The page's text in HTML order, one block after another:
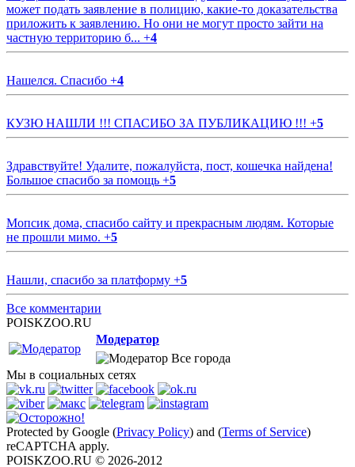
может подать заявление в полицию, какие-то доказательства
приложить к заявлению. Но они не могут просто зайти на
частную территорию б... +4
Нашелся. Спасибо +4
КУЗЮ НАШЛИ !!! СПАСИБО ЗА ПУБЛИКАЦИЮ !!! +5
Здравствуйте! Удалите, пожалуйста, пост, кошечка найдена!
Большое спасибо за помощь +5
Мопсик дома, спасибо сайту и прекрасным людям. Которые
не прошли мимо. +5
Нашли, спасибо за платформу +5
Все комментарии
POISKZOO.RU
Модератор
Все города
Мы в социальных сетях
Protected by Google (Privacy Policy) and (Terms of Service)
reCAPTCHA apply.
POISKZOO.RU © 2026-2012